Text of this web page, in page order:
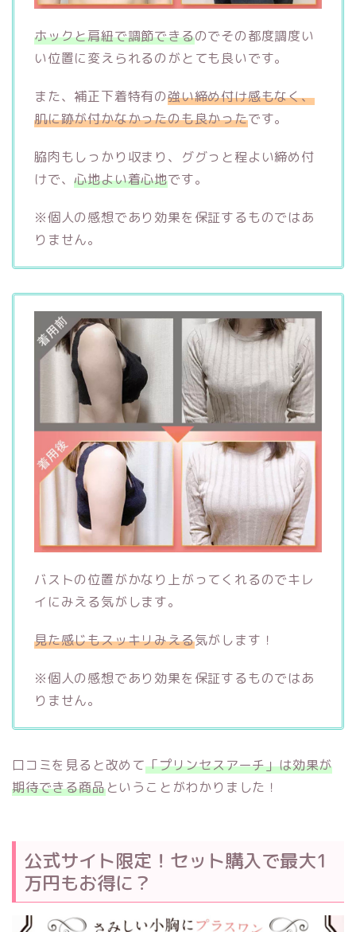
ホックと肩紐で調節できるのでその都度調度い
い位置に変えられるのがとても良いです。
また、補正下着特有の強い締め付け感もなく、
肌に跡が付かなかったのも良かったです。
脇肉もしっかり収まり、ググっと程よい締め付
けで、心地よい着心地です。
※個人の感想であり効果を保証するものではあ
りません。
バストの位置がかなり上がってくれるのでキレ
イにみえる気がします。
見た感じもスッキリみえる気がします！
※個人の感想であり効果を保証するものではあ
りません。
口コミを見ると改めて「プリンセスアーチ」は効果が
期待できる商品ということがわかりました！
公式サイト限定！セット購入で最大1
万円もお得に？